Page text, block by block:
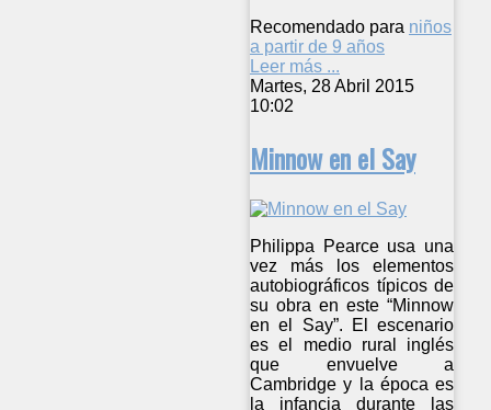
Recomendado para niños
a partir de 9 años
Leer más ...
Martes, 28 Abril 2015
10:02
Minnow en el Say
Philippa Pearce usa una
vez más los elementos
autobiográficos típicos de
su obra en este “Minnow
en el Say”. El escenario
es el medio rural inglés
que envuelve a
Cambridge y la época es
la infancia durante las